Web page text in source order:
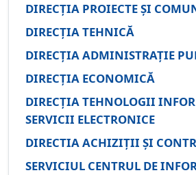
DIRECȚIA PROIECTE ȘI
DIRECȚIA TEHNICĂ
DIRECȚIA ADMINISTRAȚIE
DIRECȚIA ECONOMICĂ
DIRECȚIA TEHNOLOGII
SERVICII ELECTRONICE
DIRECTIA ACHIZIȚII ȘI
SERVICIUL CENTRUL DE